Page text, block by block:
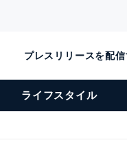
プレスリリースを配信
ライフスタイル